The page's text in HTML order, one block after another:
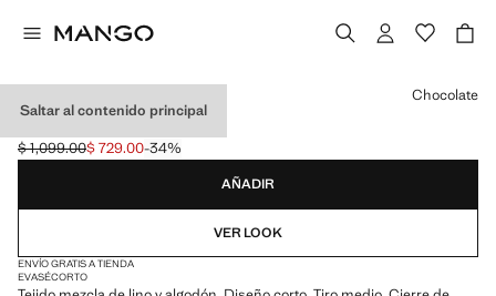
Saltar al contenido principal
FALDA PANTALÓN LINO
Precio inicial tachado [$ 1,099.00 ]
$ 1,099.00
Precio actual [$ 729.00 ]
$ 729.00-34%
Selecciona un color
Chocolate
AÑADIR
VER LOOK
ENVÍO GRATIS A TIENDA
EVASÉCORTO